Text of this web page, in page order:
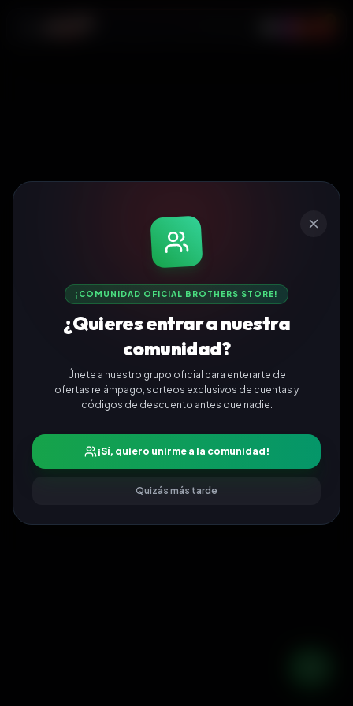
¡COMUNIDAD OFICIAL BROTHERS STORE!
¿Quieres entrar a nuestra
comunidad?
Únete a nuestro grupo oficial para enterarte de
ofertas relámpago, sorteos exclusivos de cuentas y
códigos de descuento antes que nadie.
¡Sí, quiero unirme a la comunidad!
Quizás más tarde